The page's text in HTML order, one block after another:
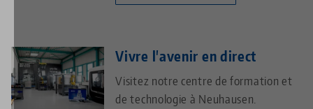
Vivre l'avenir en direct
Visitez notre centre de formation et
de technologie à Neuhausen.